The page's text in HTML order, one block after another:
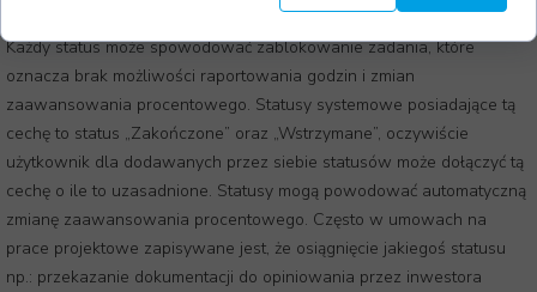
Każdy status może spowodować zablokowanie zadania, które
oznacza brak możliwości raportowania godzin i zmian
zaawansowania procentowego. Statusy systemowe posiadające tą
cechę to status „Zakończone” oraz „Wstrzymane”, oczywiście
użytkownik dla dodawanych przez siebie statusów może dołączyć tą
cechę o ile to uzasadnione. Statusy mogą powodować automatyczną
zmianę zaawansowania procentowego. Często w umowach na
prace projektowe zapisywane jest, że osiągnięcie jakiegoś statusu
np.: przekazanie dokumentacji do opiniowania przez inwestora